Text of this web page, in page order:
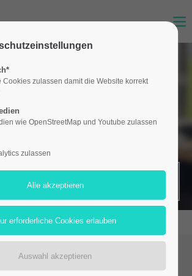
MERKZETTEL (0)
mieten
Cookies zulassen damit die Website korrekt
wie OpenStreetMap und Youtube zulassen
zulassen